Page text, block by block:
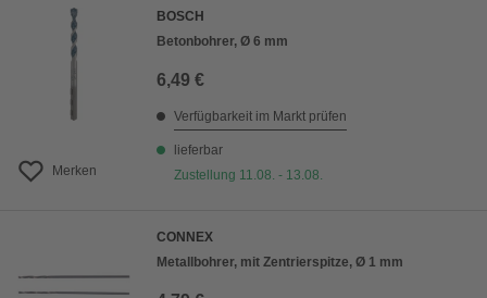
Merken
BOSCH
Betonbohrer, Ø 6 mm
6,49 €
Verfügbarkeit im Markt prüfen
lieferbar
Zustellung 11.08. - 13.08.
CONNEX
Metallbohrer, mit Zentrierspitze, Ø 1 mm